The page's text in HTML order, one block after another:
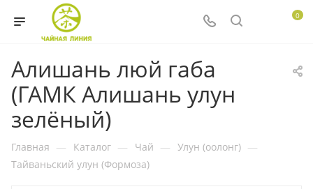
0
Алишань люй габа
(ГАМК Алишань улун
зелёный)
Главная — Каталог — Чай — Улун (оолонг) —
Тайваньский улун (Формоза)